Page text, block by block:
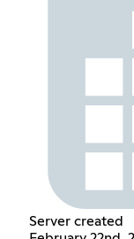
Server created